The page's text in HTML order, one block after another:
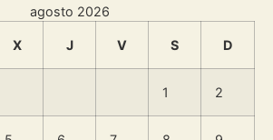
agosto 2026
X J V S D
1 2